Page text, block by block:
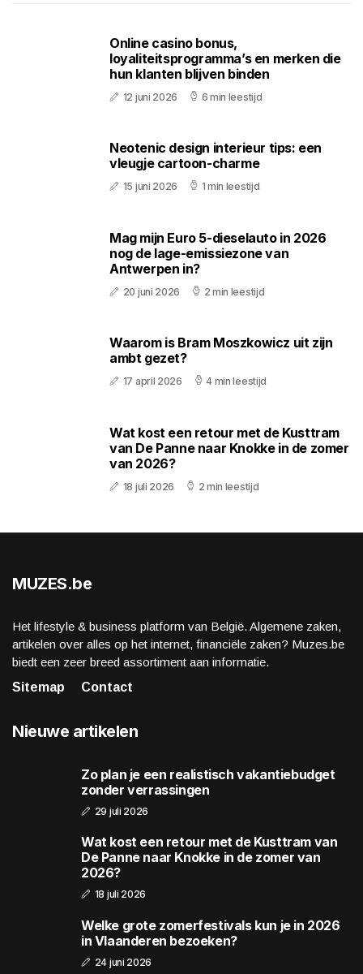
Online casino bonus,
loyaliteitsprogramma’s en merken die
hun klanten blijven binden
12 juni 2026 6 min leestijd
Neotenic design interieur tips: een
vleugje cartoon-charme
15 juni 2026 1 min leestijd
Mag mijn Euro 5-dieselauto in 2026
nog de lage-emissiezone van
Antwerpen in?
20 juni 2026 2 min leestijd
Waarom is Bram Moszkowicz uit zijn
ambt gezet?
17 april 2026 4 min leestijd
Wat kost een retour met de Kusttram
van De Panne naar Knokke in de zomer
van 2026?
18 juli 2026 2 min leestijd
MUZES.be
Het lifestyle & business platform van België. Algemene zaken,
artikelen over alles op het internet, financiële zaken? Muzes.be
biedt een zeer breed assortiment aan informatie.
Sitemap
Contact
Nieuwe artikelen
Zo plan je een realistisch vakantiebudget
zonder verrassingen
29 juli 2026
Wat kost een retour met de Kusttram van
De Panne naar Knokke in de zomer van
2026?
18 juli 2026
Welke grote zomerfestivals kun je in 2026
in Vlaanderen bezoeken?
24 juni 2026